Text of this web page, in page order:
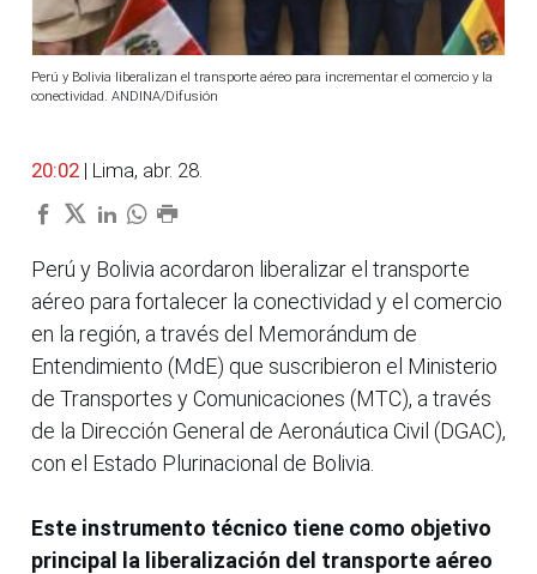
Perú y Bolivia liberalizan el transporte aéreo para incrementar el comercio y la
conectividad. ANDINA/Difusión
20:02 | Lima, abr. 28.
Perú y Bolivia acordaron liberalizar el transporte
aéreo para fortalecer la conectividad y el comercio
en la región, a través del Memorándum de
Entendimiento (MdE) que suscribieron el Ministerio
de Transportes y Comunicaciones (MTC), a través
de la Dirección General de Aeronáutica Civil (DGAC),
con el Estado Plurinacional de Bolivia.
Este instrumento técnico tiene como objetivo
principal la liberalización del transporte aéreo